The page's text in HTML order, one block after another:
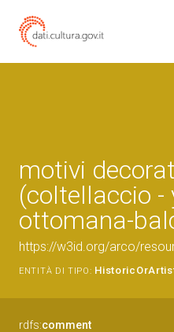
motivi
(coltellaccio
ottomana-
https://w3id.org/arco/
ENTITÀ DI TIPO:
rdfs:comment